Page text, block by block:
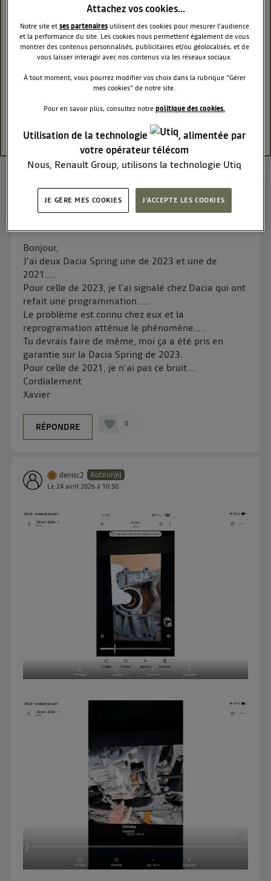
lors de l'accélération et décélération à petite vitesse, j'ai
comme un bruit de jeu de stransfer de transmission, un
peu comme un cardant qui aurai du jeu.
ont entend un gland à chaque reprise.
avez-vous aussi ce bruit?
dacia sprint 2022 occasion Renault.
cordialement merci
Consulter les 10 réponses à la question Un
glung dans ma spin
Bonjour,
J'ai deux Dacia Spring une de 2023 et une de
2021…..
Pour celle de 2023, je l'ai signalé chez Dacia qui ont
refait une programmation…..
Le problème est connu chez eux et la
reprogramation atténue le phénomène…..
Tu devrais faire de même, moi ça a été pris en
garantie sur la Dacia Spring de 2023.
Pour celle de 2021, je n'ai pas ce bruit….
Cordialement
Xavier
RÉPONDRE 0
denisc2 Auteur(e)
Le24 avril 2026 à 10:50
Attachez vos cookies…
Notre site etses partenairesutilisent des cookies pour mesurer l'audience
et la performance du site. Les cookies nous permettent également de vous
montrer des contenus personnalisés, publicitaires et/ou géolocalisés, et de
vous laisser interagir avec nos contenus via les réseaux sociaux.
À tout moment, vous pourrez modifier vos choix dans la rubrique "Gérer
mes cookies" de notre site.
Pour en savoir plus, consultez notrepolitique des cookies.
Utilisation de la technologie
, alimentée par
votre opérateur télécom
Nous, Renault Group, utilisons la technologie Utiq
cette notice de consentement) et liées à votre
La technologie Utiq a été conçue pour la protection
de vos données personnelles en vous offrant choix et
contrôle.
Elle utilise un identifiant créé par votre opérateur
télécom basé sur votre adresse IP et une référence
de votre contrat internet (ex : votre numéro de
téléphone).
L'identifiant est associé à votre connexion internet.
Ainsi, toutes les personnes utilisant la même
connexion et ayant consenties se verront attribuer le
même identifiant. En général :
Pour uneconnexion foyer(ex : Wi-Fi), la personnalisation sera basée
Vous pouvez à tout moment retirer ce consentement
surle portail d’Utiq("
d'informations, veuillez consulter
la Politique
d'information sur les données personnelles
JE GÈRE MES COOKIES J'ACCEPTE LES COOKIES